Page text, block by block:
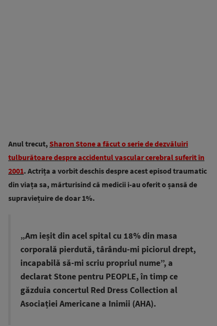
Anul trecut, Sharon Stone a făcut o serie de dezvăluiri
tulburătoare despre accidentul vascular cerebral suferit în
2001. Actrița a vorbit deschis despre acest episod traumatic
din viața sa, mărturisind că medicii i-au oferit o șansă de
supraviețuire de doar 1%.
„Am ieșit din acel spital cu 18% din masa
corporală pierdută, târându-mi piciorul drept,
incapabilă să-mi scriu propriul nume”, a
declarat Stone pentru PEOPLE, în timp ce
găzduia concertul Red Dress Collection al
Asociației Americane a Inimii (AHA).